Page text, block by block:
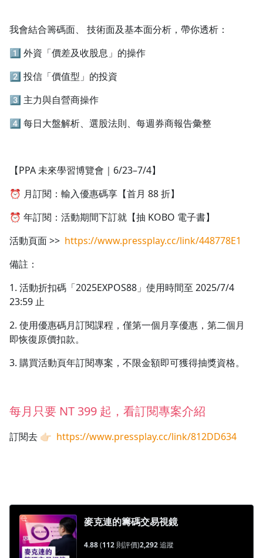
我會結合籌碼面、 技術面及基本面分析，帶你透析：
1️⃣ 外資「價差及收股息」的操作
2️⃣ 投信「價值型」的投資
3️⃣ 主力與自營商操作
4️⃣ 每日大盤解析、選股法則、每週券商報告彙整
【PPA 未來學習博覽會｜6/23–7/4】
⏰ 月訂閱：輸入優惠碼享【首月 88 折】
⏰ 年訂閱：活動期間下訂就【抽 KOBO 電子書】
活動頁面 >> https://www.pressplay.cc/link/448778E1
備註：
1. 活動折扣碼「2025EXPOS88」使用時間至 2025/7/4
23:59 止
2. 使用優惠碼月訂閱課程，僅第一個月享優惠，第二個月
即恢復原價扣款。
3. 購買活動頁年訂閱專案，不限金額即可獲得抽獎資格。
每月只要 NT 399 起，看訂閱專案介紹
訂閱去 👉🏻 https://www.pressplay.cc/link/812DD634
麥克連的籌碼交易視鏡
4.88(112 則評價)2,292追蹤